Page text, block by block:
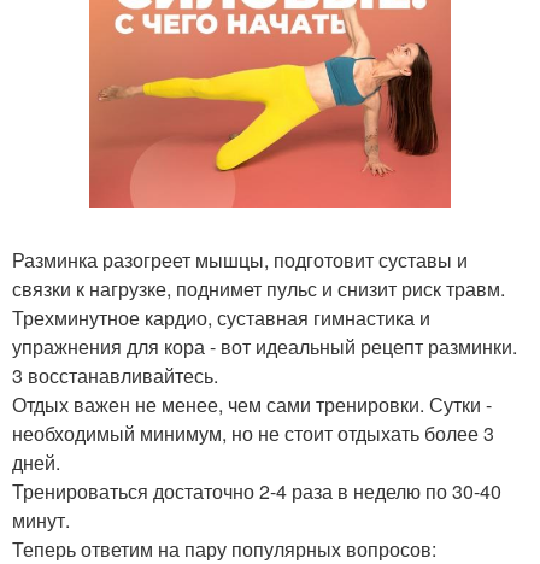
Разминка разогреет мышцы, подготовит суставы и
связки к нагрузке, поднимет пульс и снизит риск травм.
Трехминутное кардио, суставная гимнастика и
упражнения для кора - вот идеальный рецепт разминки.
3 восстанавливайтесь.
Отдых важен не менее, чем сами тренировки. Сутки -
необходимый минимум, но не стоит отдыхать более 3
дней.
Тренироваться достаточно 2-4 раза в неделю по 30-40
минут.
Теперь ответим на пару популярных вопросов: